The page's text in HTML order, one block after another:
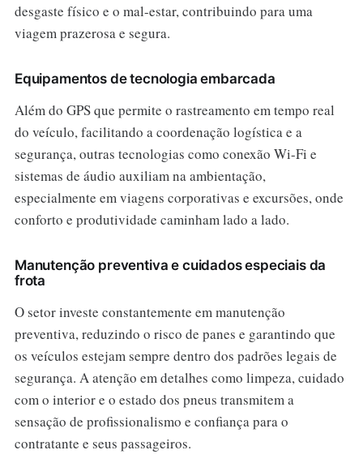
desgaste físico e o mal-estar, contribuindo para uma
viagem prazerosa e segura.
Equipamentos de tecnologia embarcada
Além do GPS que permite o rastreamento em tempo real
do veículo, facilitando a coordenação logística e a
segurança, outras tecnologias como conexão Wi-Fi e
sistemas de áudio auxiliam na ambientação,
especialmente em viagens corporativas e excursões, onde
conforto e produtividade caminham lado a lado.
Manutenção preventiva e cuidados especiais da
frota
O setor investe constantemente em manutenção
preventiva, reduzindo o risco de panes e garantindo que
os veículos estejam sempre dentro dos padrões legais de
segurança. A atenção em detalhes como limpeza, cuidado
com o interior e o estado dos pneus transmitem a
sensação de profissionalismo e confiança para o
contratante e seus passageiros.